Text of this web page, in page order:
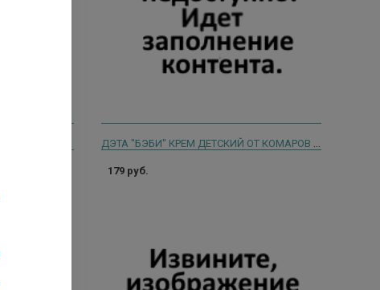
ДЭТА "БЭБИ" КРЕМ ДЕТСКИЙ ОТ КОМАРОВ ТУБА 50 МЛ1/24 66731401-НД
179 руб.